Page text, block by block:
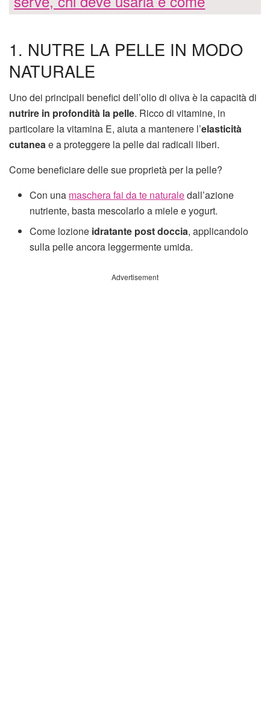
1. NUTRE LA PELLE IN MODO
NATURALE
Uno dei principali benefici dell’olio di oliva è la capacità di
nutrire in profondità la pelle. Ricco di vitamine, in
particolare la vitamina E, aiuta a mantenere l’elasticità
cutaneae a proteggere la pelle dai radicali liberi.
Come beneficiare delle sue proprietà per la pelle?
Con una maschera fai da te naturaledall’azione
nutriente, basta mescolarlo a miele e yogurt.
Come lozione idratante post doccia, applicandolo
sulla pelle ancora leggermente umida.
Advertisement